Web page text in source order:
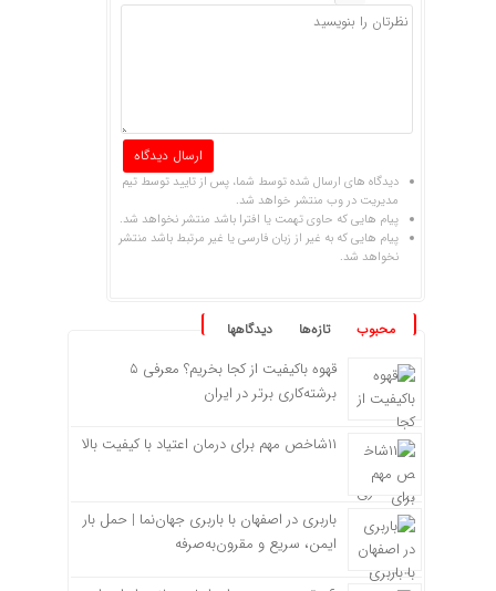
دیدگاه های ارسال شده توسط شما، پس از تایید توسط تیم
مدیریت در وب منتشر خواهد شد.
پیام هایی که حاوی تهمت یا افترا باشد منتشر نخواهد شد.
پیام هایی که به غیر از زبان فارسی یا غیر مرتبط باشد منتشر
نخواهد شد.
محبوب تازه‌ها دیدگاهها
قهوه باکیفیت از کجا بخریم؟ معرفی ۵
برشته‌کاری برتر در ایران
۱۱شاخص مهم برای درمان اعتیاد با کیفیت بالا
باربری در اصفهان با باربری جهان‌نما | حمل بار
ایمن، سریع و مقرون‌به‌صرفه